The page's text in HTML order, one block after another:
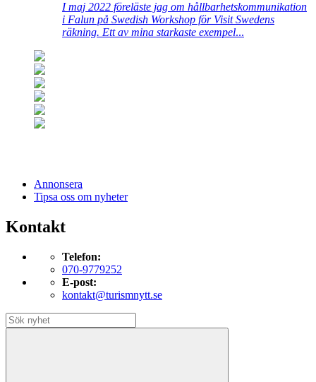
I maj 2022 föreläste jag om hållbarhetskommunikation
i Falun på Swedish Workshop för Visit Swedens
räkning. Ett av mina starkaste exempel...
Annonsera
Tipsa oss om nyheter
Kontakt
Telefon:
070-9779252
E-post:
kontakt@turismnytt.se